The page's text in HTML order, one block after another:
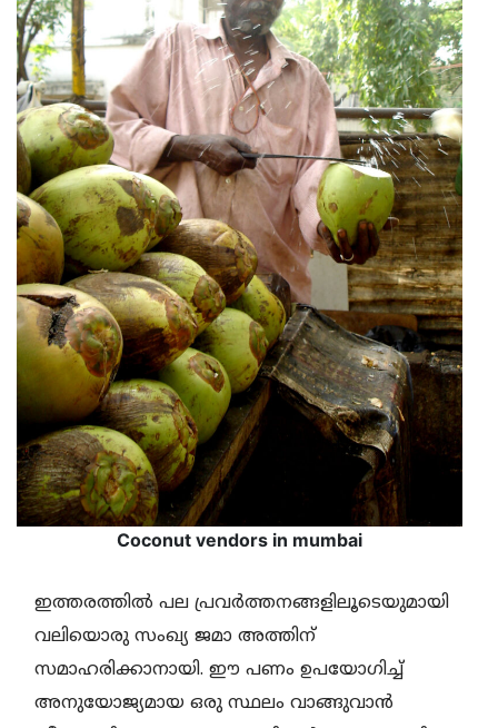
Coconut vendors in mumbai
ഇത്തരത്തില്‍ പല പ്രവര്‍ത്തനങ്ങളിലൂടെയുമായി
വലിയൊരു സംഖ്യ ജമാ അത്തിന്
സമാഹരിക്കാനായി. ഈ പണം ഉപയോഗിച്ച്
അനുയോജ്യമായ ഒരു സ്ഥലം വാങ്ങുവാന്‍